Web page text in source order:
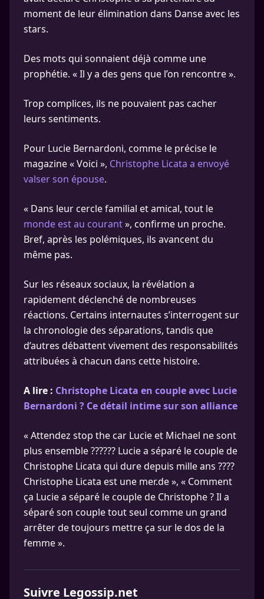
moment de leur élimination dans Danse avec les
stars.
Des mots qui sonnaient déjà comme une
prophétie. « Il y a des gens que l’on rencontre ».
Trop complices, ils ne pouvaient pas cacher
leurs sentiments.
Pour Lucie Bernardoni, comme le précise le
magazine « Voici », Christophe Licata a envoyé
valser son épouse.
« Dans leur cercle familial et amical, tout le
monde est au courant», confirme un proche.
Bref, après les polémiques, ils avancent du
même pas.
Sur les réseaux sociaux, la révélation a
rapidement déclenché de nombreuses
réactions. Certains internautes s’interrogent sur
la chronologie des séparations, tandis que
d’autres débattent vivement des responsabilités
attribuées à chacun dans cette histoire.
A lire : Christophe Licata en couple avec Lucie
Bernardoni ? Ce détail intime sur son alliance
« Attendez stop the car Lucie et Michael ne sont
plus ensemble ?????? Lucie a séparé le couple de
Christophe Licata qui dure depuis mille ans ????
Christophe Licata est une mer.de », « Comment
ça Lucie a séparé le couple de Christophe ? Il a
séparé son couple tout seul comme un grand
arrêter de toujours mettre ça sur le dos de la
femme ».
Suivre Legossip.net